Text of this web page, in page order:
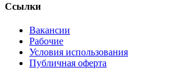
Ссылки
Вакансии
Рабочие
Условия использования
Публичная оферта